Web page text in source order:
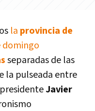
la provincia de
domingo
separadas de las
la pulseada entre
Javier